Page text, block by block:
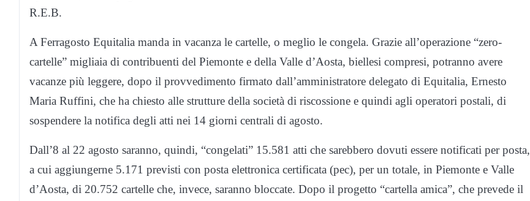
R.E.B.
A Ferragosto Equitalia manda in vacanza le cartelle, o meglio le congela. Grazie all’operazione “zero-
cartelle” migliaia di contribuenti del Piemonte e della Valle d’Aosta, biellesi compresi, potranno avere
vacanze più leggere, dopo il provvedimento firmato dall’amministratore delegato di Equitalia, Ernesto
Maria Ruffini, che ha chiesto alle strutture della società di riscossione e quindi agli operatori postali, di
sospendere la notifica degli atti nei 14 giorni centrali di agosto.
Dall’8 al 22 agosto saranno, quindi, “congelati” 15.581 atti che sarebbero dovuti essere notificati per posta,
a cui aggiungerne 5.171 previsti con posta elettronica certificata (pec), per un totale, in Piemonte e Valle
d’Aosta, di 20.752 cartelle che, invece, saranno bloccate. Dopo il progetto “cartella amica”, che prevede il